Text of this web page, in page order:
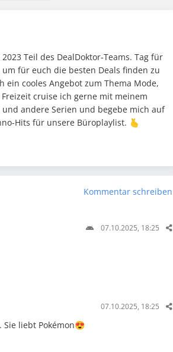
Teil des DealDoktor-Teams. Tag für
für euch die besten Deals finden zu
cooles Angebot zum Thema Mode,
cruise ich gerne mit meinem
andere Serien und begebe mich auf
Hits für unsere Büroplaylist. 🫰
Kommentar schreiben
07.10.2025, 18:25
07.10.2025, 18:25
liebt Pokémon😍